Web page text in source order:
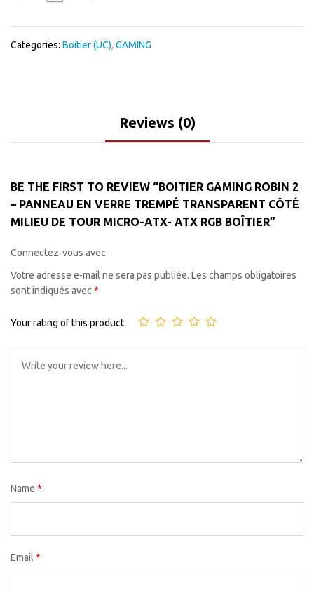
milieu
RGB
Categories: Boitier (UC), GAMING
Reviews (0)
BE THE FIRST TO REVIEW “BOITIER GAMING ROBIN 2
– PANNEAU EN VERRE TREMPÉ TRANSPARENT CÔTÉ
MILIEU DE TOUR MICRO-ATX- ATX RGB BOÎTIER”
Connectez-vous avec:
Votre adresse e-mail ne sera pas publiée. Les champs obligatoires
sont indiqués avec *
Your rating of this product
Name *
Email *